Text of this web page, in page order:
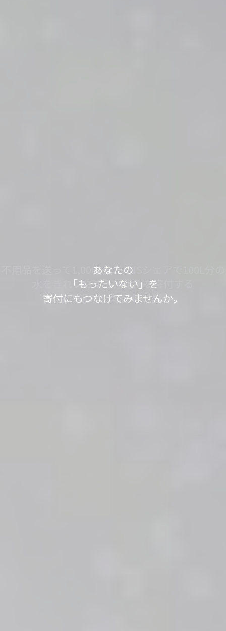
「もったいない」が
世界の
「ありがとう」につながっています。
不用品を送って1,000L分、SNSシェアで100L分の
水をきれいにする浄化剤を寄付する
取り組みを実施中です。
あなたの
「もったいない」を
寄付にもつなげてみませんか。
あなたの不用品が世界の人々の役に立っていま
す。
「もったいない運送」は、
身の回りのスッキリが社会貢献につながるサービ
今日も寄付で
見知らぬ誰かの笑顔が
生まれました。
「もったいない」が
世界の
「ありがとう」につながっています。
不用品を送って1,000L分、SNSシェアで100L分の
水をきれいにする浄化剤を寄付する
取り組みを実施中です。